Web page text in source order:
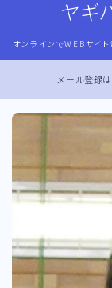
ヤギ
オンラインでWEBサイ
MENU
HOME
ココナラ・スト
LP作成術
メール登録